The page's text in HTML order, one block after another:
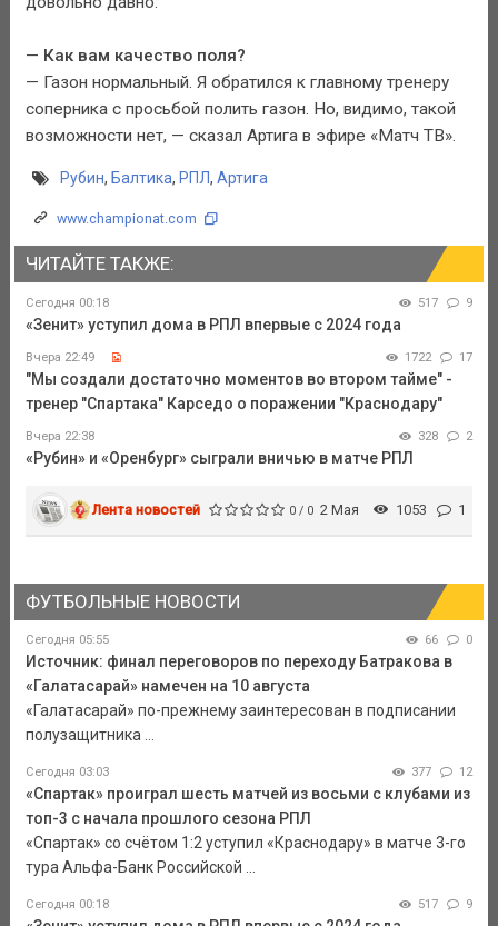
— Как вам качество поля?
— Газон нормальный. Я обратился к главному тренеру
соперника с просьбой полить газон. Но, видимо, такой
возможности нет, — сказал Артига в эфире «Матч ТВ».
Рубин, Балтика, РПЛ, Артига
www.championat.com
ЧИТАЙТЕ ТАКЖЕ:
Сегодня 00:18 517 9
«Зенит» уступил дома в РПЛ впервые с 2024 года
Вчера 22:49 1722 17
"Мы создали достаточно моментов во втором тайме" -
тренер "Спартака" Карседо о поражении "Краснодару"
Вчера 22:38 328 2
«Рубин» и «Оренбург» сыграли вничью в матче РПЛ
Лента новостей 0 / 0 2 Мая 1053 1
ФУТБОЛЬНЫЕ НОВОСТИ
Сегодня 05:55 66 0
Источник: финал переговоров по переходу Батракова в
«Галатасарай» намечен на 10 августа
«Галатасарай» по-прежнему заинтересован в подписании
полузащитника ...
Сегодня 03:03 377 12
«Спартак» проиграл шесть матчей из восьми с клубами из
топ-3 с начала прошлого сезона РПЛ
«Спартак» со счётом 1:2 уступил «Краснодару» в матче 3-го
тура Альфа-Банк Российской ...
Сегодня 00:18 517 9